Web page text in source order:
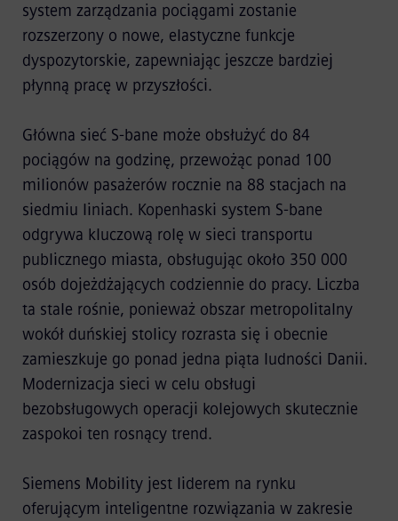
system zarządzania pociągami zostanie
rozszerzony o nowe, elastyczne funkcje
dyspozytorskie, zapewniając jeszcze bardziej
płynną pracę w przyszłości.
Główna sieć S-bane może obsłużyć do 84
pociągów na godzinę, przewożąc ponad 100
milionów pasażerów rocznie na 88 stacjach na
siedmiu liniach. Kopenhaski system S-bane
odgrywa kluczową rolę w sieci transportu
publicznego miasta, obsługując około 350 000
osób dojeżdżających codziennie do pracy. Liczba
ta stale rośnie, ponieważ obszar metropolitalny
wokół duńskiej stolicy rozrasta się i obecnie
zamieszkuje go ponad jedna piąta ludności Danii.
Modernizacja sieci w celu obsługi
bezobsługowych operacji kolejowych skutecznie
zaspokoi ten rosnący trend.
Siemens Mobility jest liderem na rynku
oferującym inteligentne rozwiązania w zakresie